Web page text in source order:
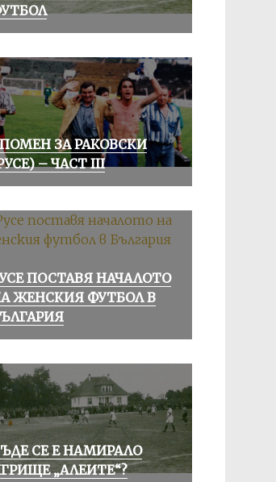
ЗА РАКОВСКИ
– ЧАСТ III
ПОСТАВЯ НАЧАЛОТО
ЖЕНСКИЯ ФУТБОЛ В
СЕ Е НАМИРАЛО
„АЛЕИТЕ“?